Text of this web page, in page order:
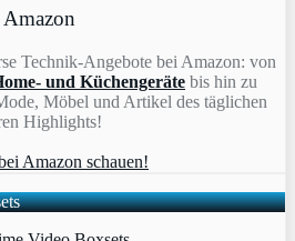
Technik-Angebote bei Amazon: von
und Küchengeräte bis hin zu
Möbel und Artikel des täglichen
Highlights!